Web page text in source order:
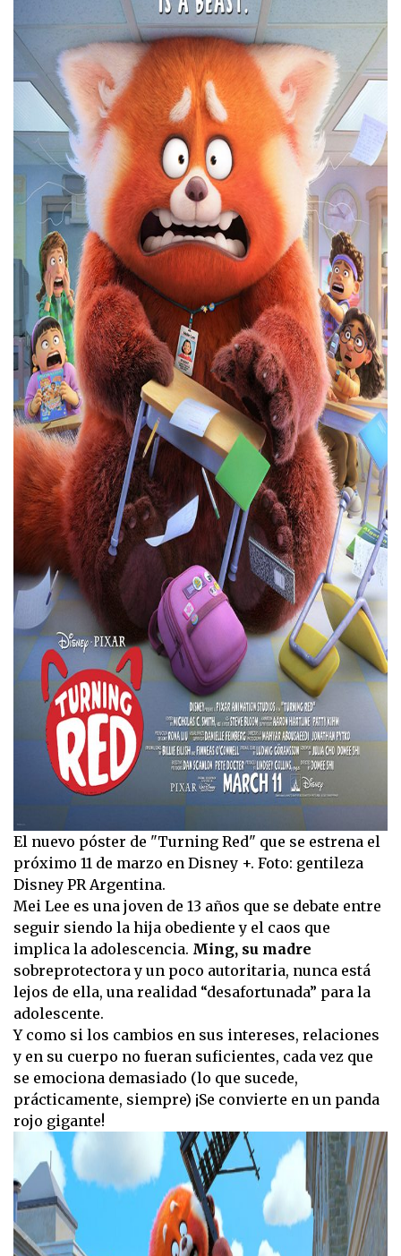
El nuevo póster de "Turning Red" que se estrena el
próximo 11 de marzo en Disney +. Foto: gentileza
Disney PR Argentina.
Mei Lee es una joven de 13 años que se debate entre
seguir siendo la hija obediente y el caos que
implica la adolescencia. Ming, su madre
sobreprotectora y un poco autoritaria, nunca está
lejos de ella, una realidad “desafortunada” para la
adolescente.
Y como si los cambios en sus intereses, relaciones
y en su cuerpo no fueran suficientes, cada vez que
se emociona demasiado (lo que sucede,
prácticamente, siempre) ¡Se convierte en un panda
rojo gigante!